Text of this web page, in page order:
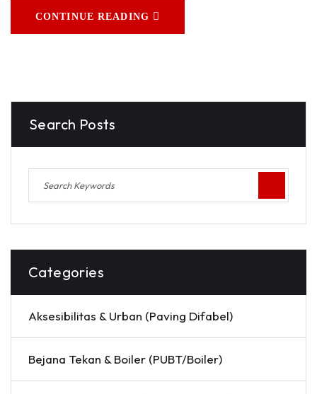
CONTINUE READING
Search Posts
Categories
Aksesibilitas & Urban (Paving Difabel)
Bejana Tekan & Boiler (PUBT/Boiler)